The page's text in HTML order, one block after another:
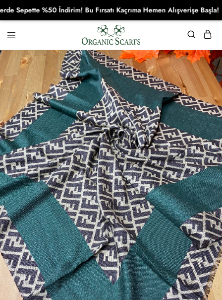
Organikscarf
%50 İndirim! Bu Fırsatı Kaçrıma Hemen Alışverişe Başla!